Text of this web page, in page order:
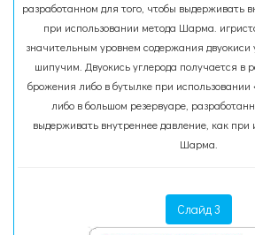
разработанном для того, чтобы выдерживать
при использовании метода Шарма.
значительным уровнем содержания двуокиси
шипучим. Двуокись углерода получается в
брожения либо в бутылке при использовании
либо в большом резервуаре,
выдерживать внутреннее давление, как при
Шарма.
Слайд 3